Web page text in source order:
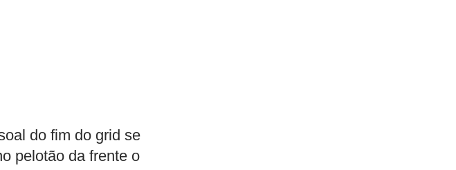
do fim do grid se
pelotão da frente o